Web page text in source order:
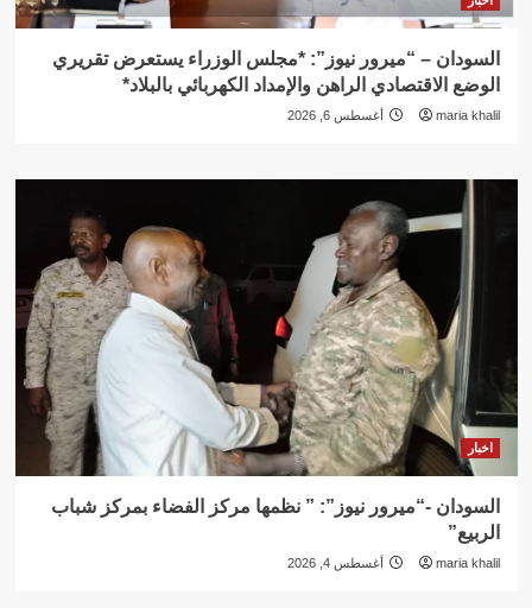
السودان – “ميرور نيوز”: *مجلس الوزراء يستعرض تقريري
الوضع الاقتصادي الراهن والإمداد الكهربائي بالبلاد*
maria khalil أغسطس 6, 2026
اخبار
السودان -“ميرور نيوز”: ” نظمها مركز الفضاء بمركز شباب
الربيع”
maria khalil أغسطس 4, 2026